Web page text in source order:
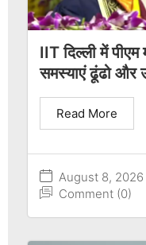
IIT दिल्ली में
समस्याएं ढूंढो और
August 8, 2026
Comment (0)
Read More